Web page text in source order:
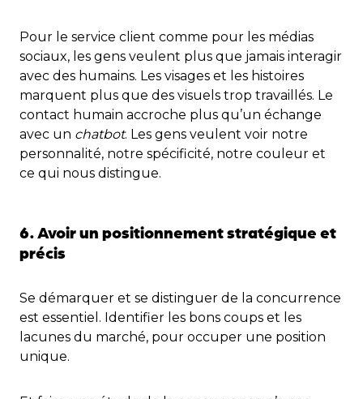
Pour le service client comme pour les médias
sociaux, les gens veulent plus que jamais interagir
avec des humains. Les visages et les histoires
marquent plus que des visuels trop travaillés. Le
contact humain accroche plus qu’un échange
avec un chatbot. Les gens veulent voir notre
personnalité, notre spécificité, notre couleur et
ce qui nous distingue.
6. Avoir un positionnement stratégique et
précis
Se démarquer et se distinguer de la concurrence
est essentiel. Identifier les bons coups et les
lacunes du marché, pour occuper une position
unique.